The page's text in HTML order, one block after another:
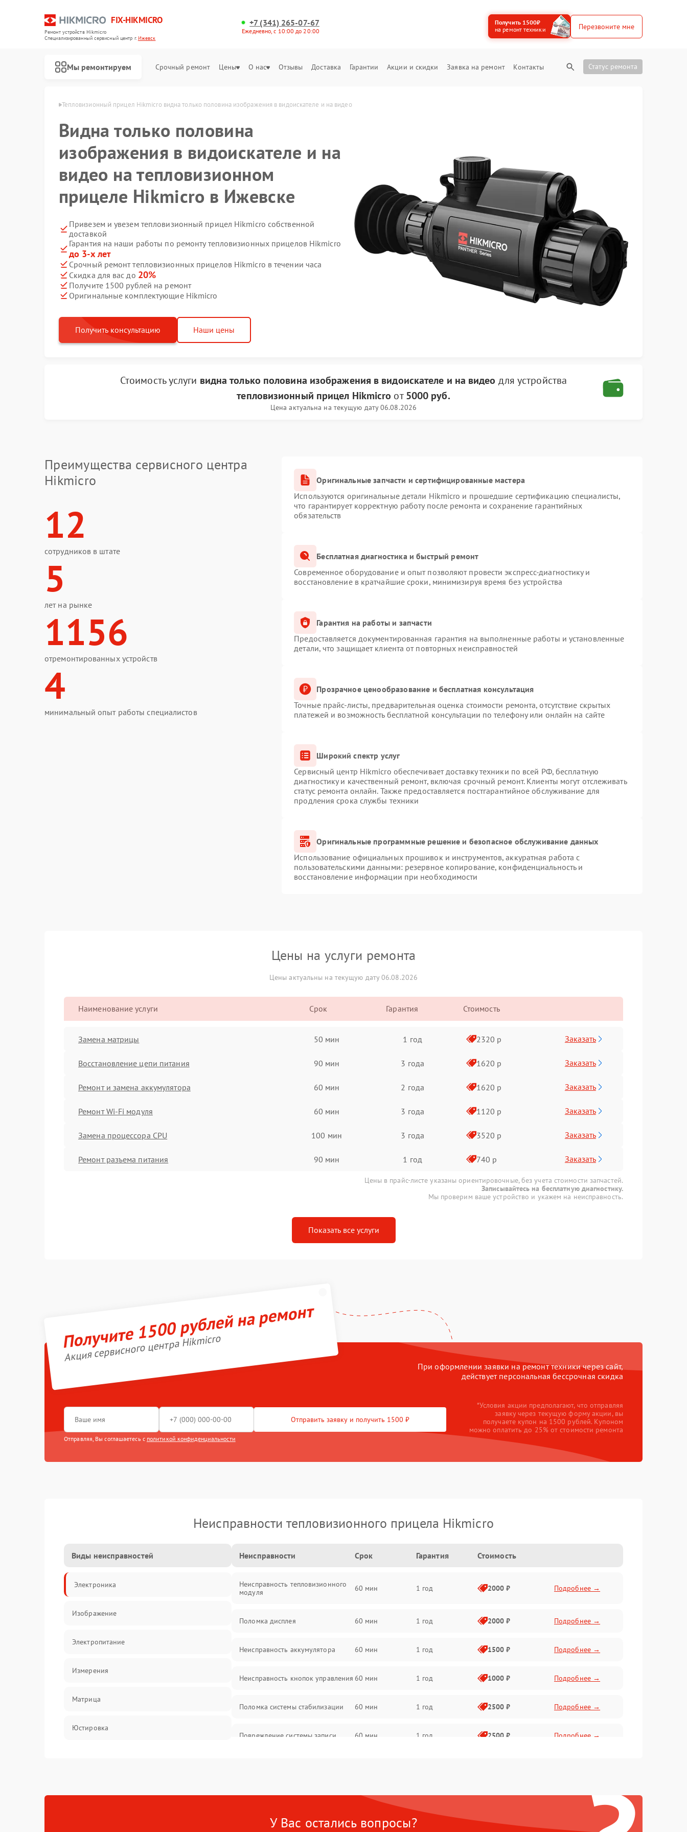
FIX-HIKMICRO
Ремонт устройств Hikmicro
Специализированный cервисный центр г.Ижевск
+7 (341) 265-07-67
Ежедневно, с 10:00 до 20:00
Получить 1500₽
на ремонт техники
Перезвоните мне
Мы ремонтируем Срочный ремонт Цены О нас Отзывы Доставка Гарантии Акции и скидки Заявка на ремонт Контакты Статус ремонта
Тепловизионный прицел Hikmicro видна только половина изображения в видоискателе и на видео
Видна только половина
изображения в видоискателе и на
видео на тепловизионном
прицеле Hikmicro в Ижевске
Привезем и увезем тепловизионный прицел Hikmicro собственной
доставкой
Гарантия на наши работы по ремонту тепловизионных прицелов Hikmicro
до 3-х лет
Срочный ремонт тепловизионных прицелов Hikmicro в течении часа
Скидка для вас до 20%
Получите 1500 рублей на ремонт
Оригинальные комплектующие Hikmicro
Получить консультацию Наши цены
Стоимость услуги видна только половина изображения в видоискателе и на видео для устройства
тепловизионный прицел Hikmicro от5000 руб.
Цена актуальна на текущую дату 06.08.2026
Преимущества сервисного центра
Hikmicro
12
сотрудников в штате
5
лет на рынке
1156
отремонтированных устройств
4
минимальный опыт работы специалистов
Оригинальные запчасти и сертифицированные мастера
Используются оригинальные детали Hikmicro и прошедшие сертификацию специалисты,
что гарантирует корректную работу после ремонта и сохранение гарантийных
обязательств
Бесплатная диагностика и быстрый ремонт
Современное оборудование и опыт позволяют провести экспресс-диагностику и
восстановление в кратчайшие сроки, минимизируя время без устройства
Гарантия на работы и запчасти
Предоставляется документированная гарантия на выполненные работы и установленные
детали, что защищает клиента от повторных неисправностей
Прозрачное ценообразование и бесплатная консультация
Точные прайс-листы, предварительная оценка стоимости ремонта, отсутствие скрытых
платежей и возможность бесплатной консультации по телефону или онлайн на сайте
Широкий спектр услуг
Сервисный центр Hikmicro обеспечивает доставку техники по всей РФ, бесплатную
диагностику и качественный ремонт, включая срочный ремонт. Клиенты могут отслеживать
статус ремонта онлайн. Также предоставляется постгарантийное обслуживание для
продления срока службы техники
Оригинальные программные решение и безопасное обслуживание данных
Использование официальных прошивок и инструментов, аккуратная работа с
пользовательскими данными: резервное копирование, конфиденциальность и
восстановление информации при необходимости
Цены на услуги ремонта
Цены актуальны на текущую дату 06.08.2026
Наименование услуги Срок Гарантия Стоимость
Замена матрицы 50 мин 1 год 2320 р Заказать
Восстановление цепи питания 90 мин 3 года 1620 р Заказать
Ремонт и замена аккумулятора 60 мин 2 года 1620 р Заказать
Ремонт Wi-Fi модуля 60 мин 3 года 1120 р Заказать
Замена процессора CPU 100 мин 3 года 3520 р Заказать
Ремонт разъема питания 90 мин 1 год 740 р Заказать
Цены в прайс-листе указаны ориентировочные, без учета стоимости запчастей.
Записывайтесь на бесплатную диагностику.
Мы проверим ваше устройство и укажем на неисправность.
Показать все услуги
Получите 1500 рублей на ремонт
Акция сервисного центра Hikmicro
При оформлении заявки на ремонт техники через сайт,
действует персональная бессрочная скидка
Отправить заявку и получить 1500 ₽
Отправляя, Вы соглашаетесь с политикой конфиденциальности
*Условия акции предполагают, что отправляя
заявку через текущую форму акции, вы
получаете купон на 1500 рублей. Купоном
можно оплатить до 25% от стоимости ремонта
Неисправности тепловизионного прицела Hikmicro
Виды неисправностей
Электроника
Изображение
Электропитание
Измерения
Матрица
Юстировка
Неисправности Срок Гарантия Стоимость
Неисправность тепловизионного
модуля
60 мин 1 год 2000 ₽ Подробнее →
Поломка дисплея 60 мин 1 год 2000 ₽ Подробнее →
Неисправность аккумулятора 60 мин 1 год 1500 ₽ Подробнее →
Неисправность кнопок управления 60 мин 1 год 1000 ₽ Подробнее →
Поломка системы стабилизации 60 мин 1 год 2500 ₽ Подробнее →
Повреждение системы записи 60 мин 1 год 2500 ₽ Подробнее →
Повреждение системы защиты от
перегрузок
60 мин 1 год 1500 ₽
У Вас остались вопросы?